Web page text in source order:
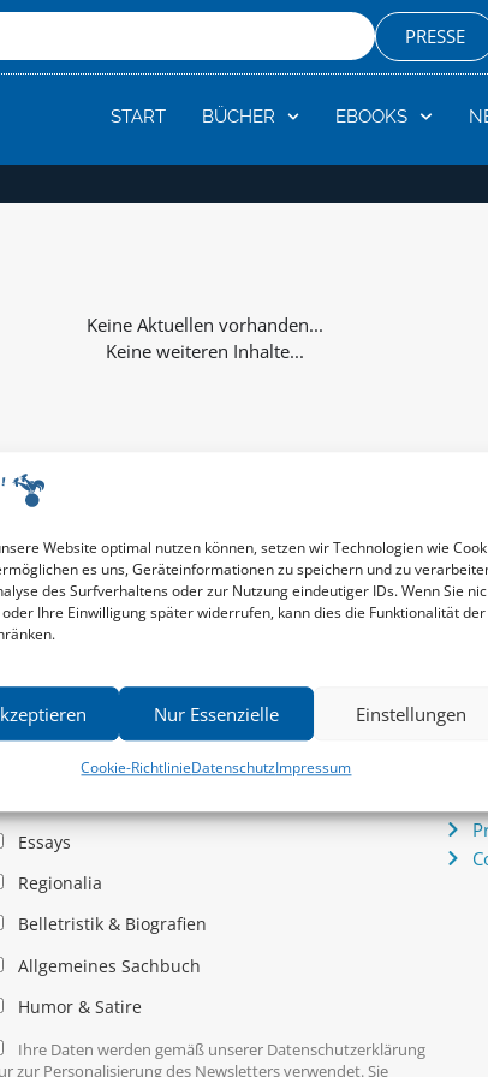
Website optimal nutzen können, setzen wir Technologien wie
es uns, Geräteinformationen zu speichern und zu
des Surfverhaltens oder zur Nutzung eindeutiger IDs. Wenn Sie
Ihre Einwilligung später widerrufen, kann dies die Funktionalität der
Nur Essenzielle Einstellungen
Cookie-RichtlinieDatenschutzImpressum
PRESSE
START BÜCHER EBOOKS
Keine weiteren Inhalte...
zu aktuellen Neuheiten und Nachrichten im zu
Allgemein
Essays
Regionalia
Belletristik & Biografien
Allgemeines Sachbuch
Humor & Satire
Ihre Daten werden gemäß unserer Datenschutzerklärung
zur Personalisierung des Newsletters verwendet. Sie